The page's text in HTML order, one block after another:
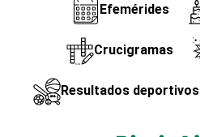
Efemérides
Crucigramas
Resultados deportivos